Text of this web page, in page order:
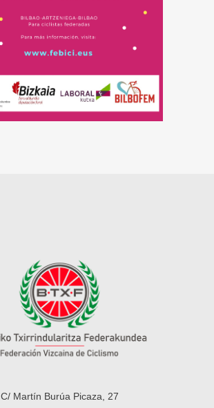
C/ Martín Burúa Picaza, 27